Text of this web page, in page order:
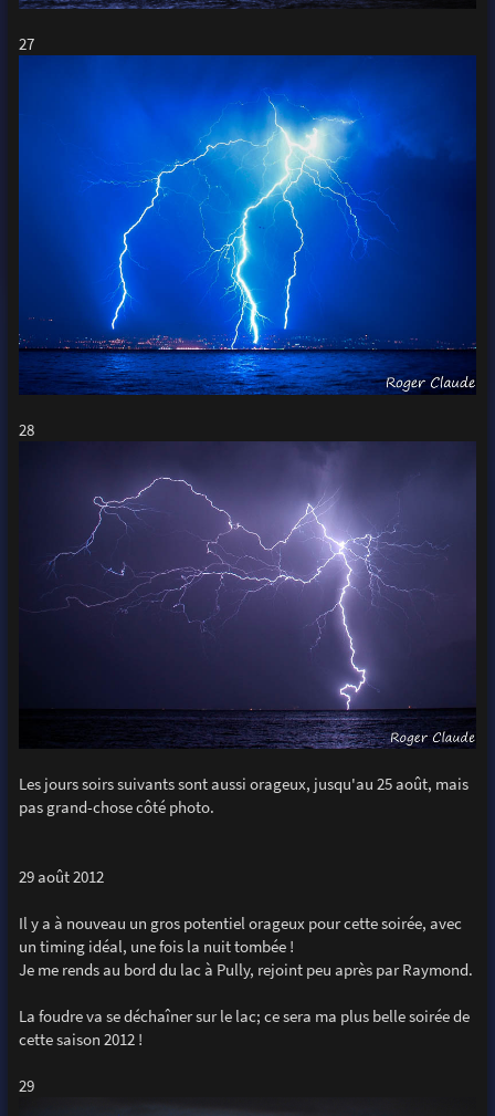
27
28
Les jours soirs suivants sont aussi orageux, jusqu'au 25 août, mais
pas grand-chose côté photo.
29 août 2012
Il y a à nouveau un gros potentiel orageux pour cette soirée, avec
un timing idéal, une fois la nuit tombée !
Je me rends au bord du lac à Pully, rejoint peu après par Raymond.
La foudre va se déchaîner sur le lac; ce sera ma plus belle soirée de
cette saison 2012 !
29